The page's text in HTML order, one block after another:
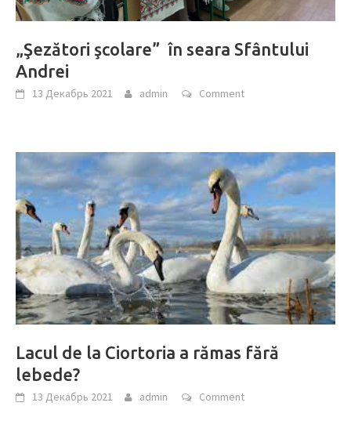
„Şezători şcolare” în seara Sfântului
Andrei
13 Декабрь 2021 admin Comment
Lacul de la Ciortoria a rămas fără
lebede?
13 Декабрь 2021 admin Comment